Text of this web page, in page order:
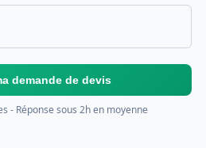
demande de devis
- Réponse sous 2h en moyenne